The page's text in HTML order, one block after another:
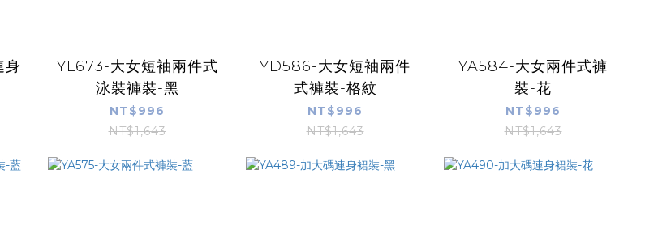
身
YL673-大女短袖兩件式
泳裝褲裝-黑
NT$996
NT$1,643
YD586-大女短袖兩件
式褲裝-格紋
NT$996
NT$1,643
YA584-大女兩件式褲
裝-花
NT$996
NT$1,643